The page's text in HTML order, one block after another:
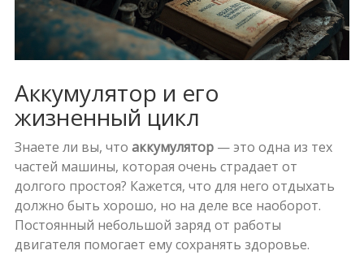
Аккумулятор и его
жизненный цикл
Знаете ли вы, что аккумулятор— это одна из тех
частей машины, которая очень страдает от
долгого простоя? Кажется, что для него отдыхать
должно быть хорошо, но на деле все наоборот.
Постоянный небольшой заряд от работы
двигателя помогает ему сохранять здоровье.